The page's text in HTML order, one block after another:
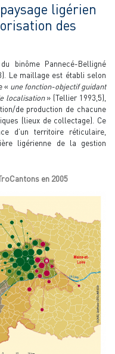
ligérien
des
binôme Pannecé-Belligné
Le maillage est établi selon
« une fonction-objectif guidant
localisation» (Tellier 1993,5),
de production de chacune
(lieux de collectage). Ce
d’un territoire réticulaire,
ligérienne de la gestion
en 2005